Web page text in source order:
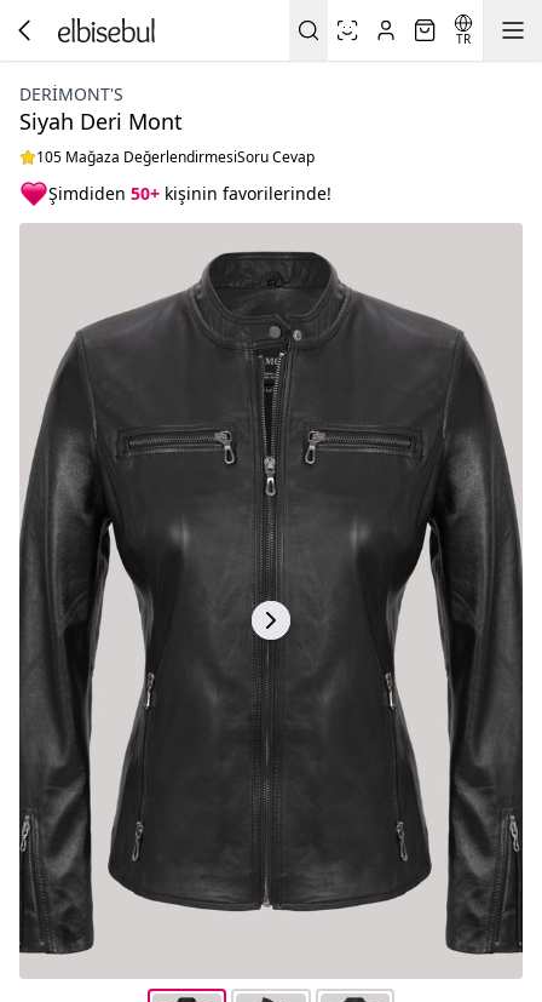
TR
DERIMONT'S
Siyah Deri Mont
105 Mağaza DeğerlendirmesiSoru Cevap
Şimdiden 50+ kişinin favorilerinde!